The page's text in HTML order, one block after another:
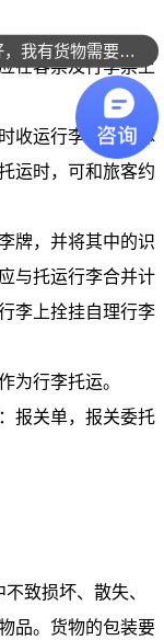
在客票及行李票上
收运行李；如团体
运时，可和旅客约
牌，并将其中的识
与托运行李合并计
李上拴挂自理行李
为行李托运。
报关单，报关委托
致损坏、散失、
品。货物的包装要
您好，我有货物需要你们的产品。
是怎么收费的呢？